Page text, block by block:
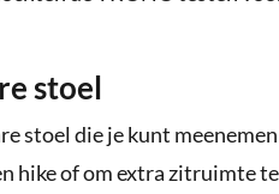
stoel
stoel die je kunt
hike of om extra zitruimte